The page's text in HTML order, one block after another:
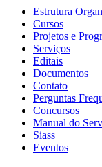
Estrutura
Cursos
Projetos e
Serviços
Editais
Documentos
Contato
Perguntas
Concursos
Manual do
Siass
Eventos